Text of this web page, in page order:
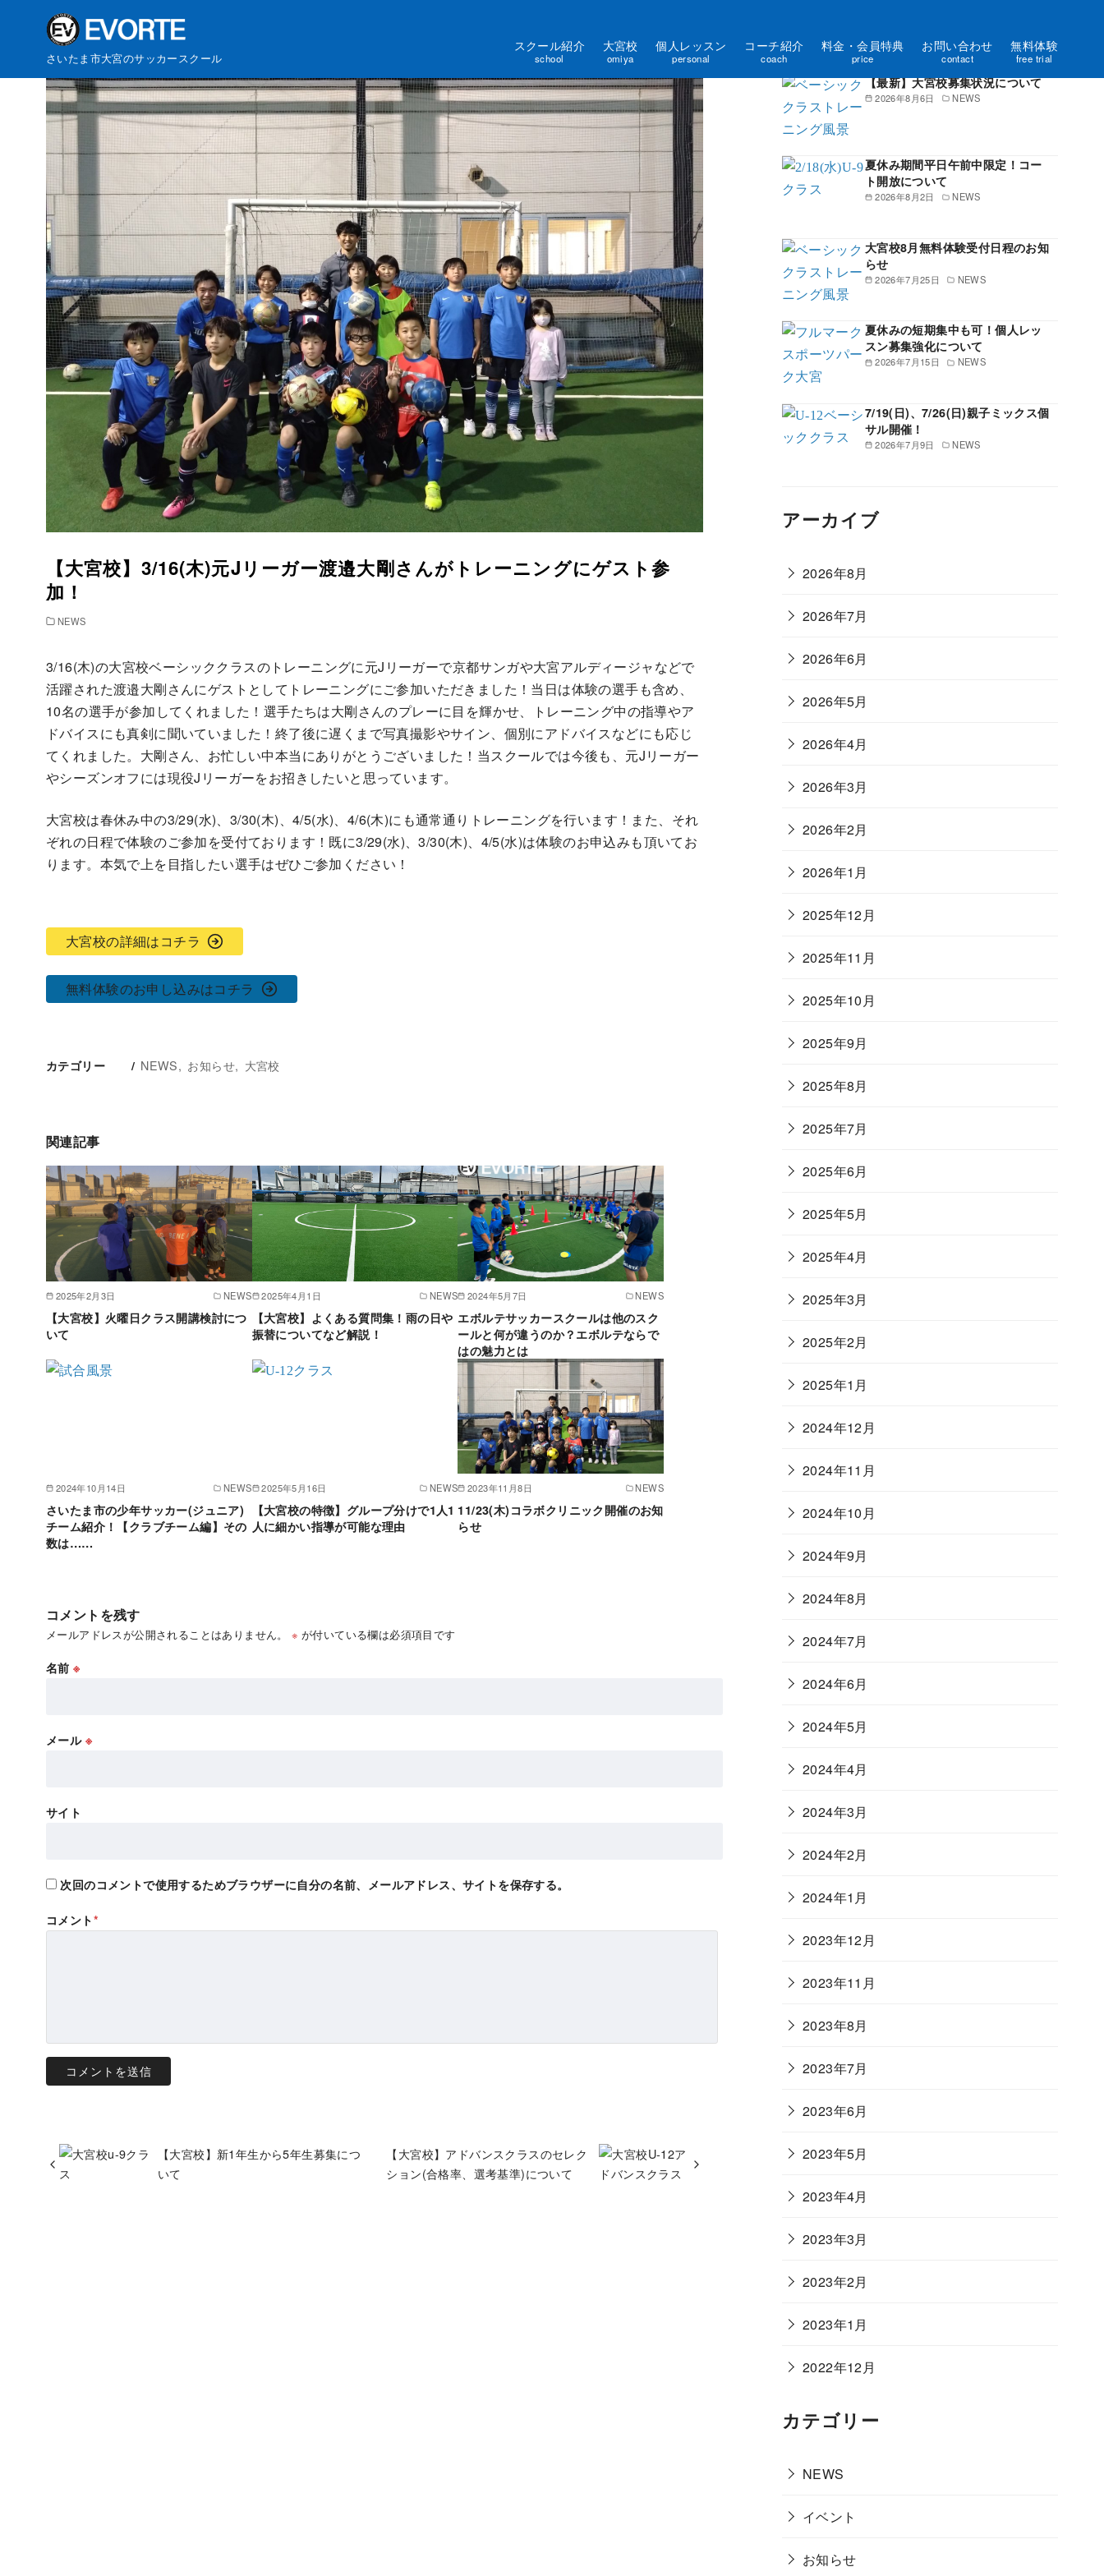
さいたま市大宮のサッカースクール
スクール紹介
school
大宮校
omiya
個人レッスン
personal
コーチ紹介
coach
料金・会員特典
price
お問い合わせ
contact
無料体験
free trial
【大宮校】3/16(木)元Jリーガー渡邉大剛さんがトレーニングにゲスト参
加！
NEWS
3/16(木)の大宮校ベーシッククラスのトレーニングに元Jリーガーで京都サンガや大宮アルディージャなどで
活躍された渡邉大剛さんにゲストとしてトレーニングにご参加いただきました！当日は体験の選手も含め、
10名の選手が参加してくれました！選手たちは大剛さんのプレーに目を輝かせ、トレーニング中の指導やア
ドバイスにも真剣に聞いていました！終了後に遅くまで写真撮影やサイン、個別にアドバイスなどにも応じ
てくれました。大剛さん、お忙しい中本当にありがとうございました！当スクールでは今後も、元Jリーガー
やシーズンオフには現役Jリーガーをお招きしたいと思っています。
大宮校は春休み中の3/29(水)、3/30(木)、4/5(水)、4/6(木)にも通常通りトレーニングを行います！また、それ
ぞれの日程で体験のご参加を受付ております！既に3/29(水)、3/30(木)、4/5(水)は体験のお申込みも頂いてお
ります。本気で上を目指したい選手はぜひご参加ください！
大宮校の詳細はコチラ
無料体験のお申し込みはコチラ
カテゴリー NEWS お知らせ 大宮校
関連記事
2025年2月3日 NEWS
【大宮校】火曜日クラス開講検討につ
いて
2025年4月1日 NEWS
【大宮校】よくある質問集！雨の日や
振替についてなど解説！
2024年5月7日 NEWS
エボルテサッカースクールは他のスク
ールと何が違うのか？エボルテならで
はの魅力とは
2024年10月14日 NEWS
さいたま市の少年サッカー(ジュニア)
チーム紹介！【クラブチーム編】その
数は……
2025年5月16日 NEWS
【大宮校の特徴】グループ分けで1人1
人に細かい指導が可能な理由
2023年11月8日 NEWS
11/23(木)コラボクリニック開催のお知
らせ
コメントを残す
メールアドレスが公開されることはありません。 ※ が付いている欄は必須項目です
名前※
メール ※
サイト
次回のコメントで使用するためブラウザーに自分の名前、メールアドレス、サイトを保存する。
コメント*
【大宮校】新1年生から5年生募集につ
いて
【大宮校】アドバンスクラスのセレク
ション(合格率、選考基準)について
新着記事一覧
2026年8月6日 NEWS
【最新】大宮校募集状況について
2026年8月2日 NEWS
夏休み期間平日午前中限定！コー
ト開放について
2026年7月25日 NEWS
大宮校8月無料体験受付日程のお知
らせ
2026年7月15日 NEWS
夏休みの短期集中も可！個人レッ
スン募集強化について
2026年7月9日 NEWS
7/19(日)、7/26(日)親子ミックス個
サル開催！
アーカイブ
2026年8月
2026年7月
2026年6月
2026年5月
2026年4月
2026年3月
2026年2月
2026年1月
2025年12月
2025年11月
2025年10月
2025年9月
2025年8月
2025年7月
2025年6月
2025年5月
2025年4月
2025年3月
2025年2月
2025年1月
2024年12月
2024年11月
2024年10月
2024年9月
2024年8月
2024年7月
2024年6月
2024年5月
2024年4月
2024年3月
2024年2月
2024年1月
2023年12月
2023年11月
2023年8月
2023年7月
2023年6月
2023年5月
2023年4月
2023年3月
2023年2月
2023年1月
2022年12月
カテゴリー
NEWS
イベント
お知らせ